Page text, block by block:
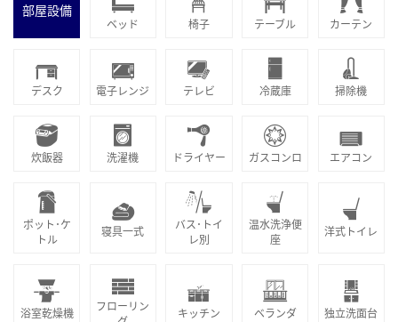
部屋設備
ベッド 椅子 テーブル カーテン
デスク 電子レンジ テレビ 冷蔵庫 掃除機
炊飯器 洗濯機 ドライヤー ガスコンロ エアコン
ポット･ケ
トル
寝具一式
バス･トイ
レ別
温水洗浄便
座
洋式トイレ
浴室乾燥機
フローリン
キッチン ベランダ 独立洗面台